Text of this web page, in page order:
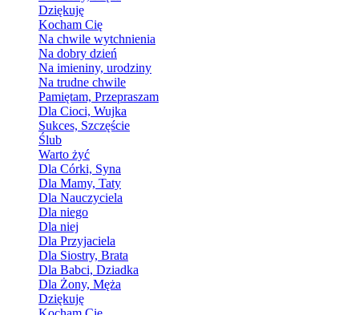
Dziękuję
Kocham Cię
Na chwile wytchnienia
Na dobry dzień
Na imieniny, urodziny
Na trudne chwile
Pamiętam, Przepraszam
Dla Cioci, Wujka
Sukces, Szczęście
Ślub
Warto żyć
Dla Córki, Syna
Dla Mamy, Taty
Dla Nauczyciela
Dla niego
Dla niej
Dla Przyjaciela
Dla Siostry, Brata
Dla Babci, Dziadka
Dla Żony, Męża
Dziękuję